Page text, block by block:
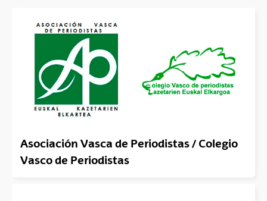
Asociación Vasca de Periodistas / Colegio
Vasco de Periodistas